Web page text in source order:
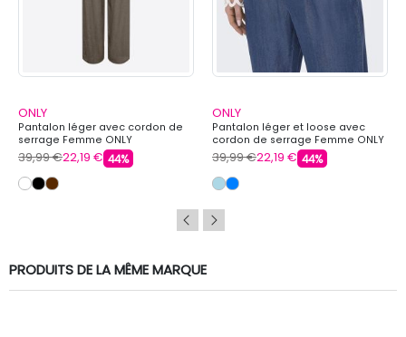
ONLY
Pantalon léger avec cordon de
serrage Femme ONLY
39,99 €22,19 € 44%
ONLY
Pantalon léger et loose avec
cordon de serrage Femme ONLY
39,99 €22,19 € 44%
PRODUITS DE LA MÊME MARQUE